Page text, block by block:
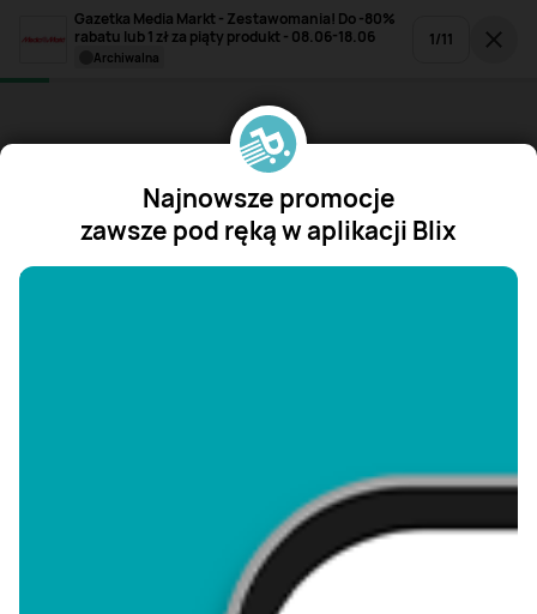
Gazetka Media Markt - Zestawomania! Do -80%
rabatu lub 1 zł za piąty produkt - 08.06-18.06
archiwalna
1/11
Najnowsze promocje
zawsze pod ręką w aplikacji Blix
"/>